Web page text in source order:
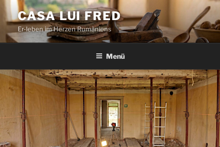
Zum
Inhalt
springen
CASA LUI FRED
Er-leben im Herzen Rumäniens
Menü